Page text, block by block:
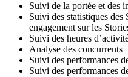
Suivi de la portée et des
Suivi des statistiques des
engagement sur les
Suivi des heures
Analyse des concurrents
Suivi des performances
Suivi des performances